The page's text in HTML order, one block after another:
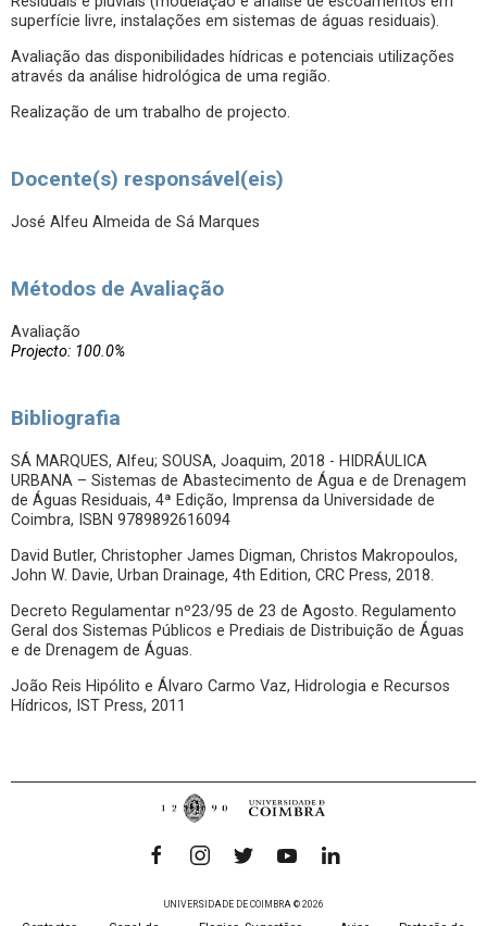
superfície livre, instalações em sistemas de águas residuais).
Avaliação das disponibilidades hídricas e potenciais utilizações
através da análise hidrológica de uma região.
Realização de um trabalho de projecto.
Docente(s) responsável(eis)
José Alfeu Almeida de Sá Marques
Métodos de Avaliação
Avaliação
Projecto: 100.0%
Bibliografia
SÁ MARQUES, Alfeu; SOUSA, Joaquim, 2018 - HIDRÁULICA
URBANA – Sistemas de Abastecimento de Água e de Drenagem
de Águas Residuais, 4ª Edição, Imprensa da Universidade de
Coimbra, ISBN 9789892616094
David Butler, Christopher James Digman, Christos Makropoulos,
John W. Davie, Urban Drainage, 4th Edition, CRC Press, 2018.
Decreto Regulamentar nº23/95 de 23 de Agosto. Regulamento
Geral dos Sistemas Públicos e Prediais de Distribuição de Águas
e de Drenagem de Águas.
João Reis Hipólito e Álvaro Carmo Vaz, Hidrologia e Recursos
Hídricos, IST Press, 2011
UNIVERSIDADE DE COIMBRA © 2026